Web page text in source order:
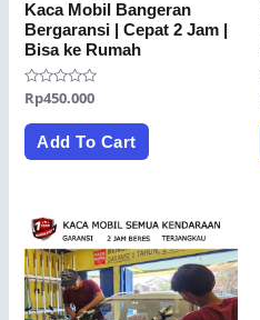
Kaca Mobil Bangeran
Bergaransi | Cepat 2 Jam |
Bisa ke Rumah
Rated
out
Rp450.000
Add To Cart